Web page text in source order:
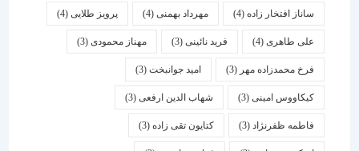
ساناز افتخار زاده(4) مهرداد بهمنی (4) پرویز طلایی(4)
علی طاهری(4) فرید نائینی(3) مهناز محمودی(3)
فرخ محمدزاده مهر(3) امید جوانبخت(3)
کیکاووس امینی(3) شهاب الدین ارفعی(3)
فاطمه ظفرنژاد(3) کتایون تقی زاده(3)